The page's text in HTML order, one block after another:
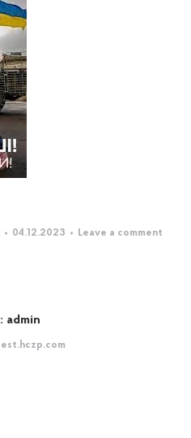
04.12.2023 Leave a comment
admin